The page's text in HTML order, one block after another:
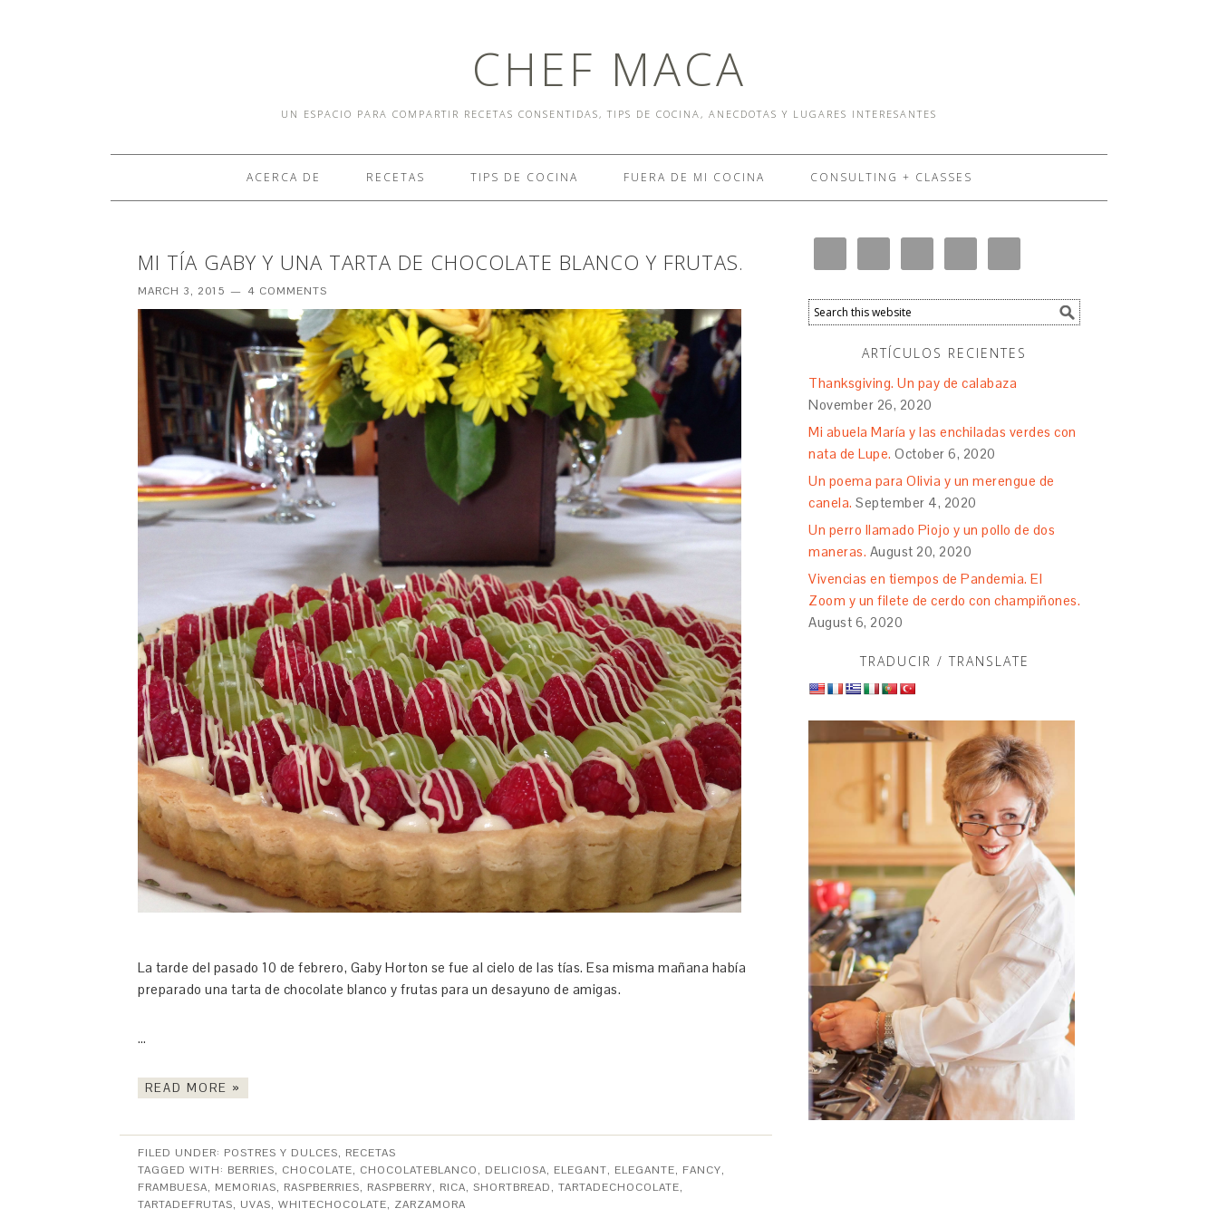
CHEF MACA
UN ESPACIO PARA COMPARTIR RECETAS CONSENTIDAS, TIPS DE COCINA, ANECDOTAS Y LUGARES INTERESANTES
ACERCA DE RECETAS TIPS DE COCINA FUERA DE MI COCINA CONSULTING + CLASSES
MI TÍA GABY Y UNA TARTA DE CHOCOLATE BLANCO Y FRUTAS.
MARCH 3, 2015 4 COMMENTS
La tarde del pasado 10 de febrero, Gaby Horton se fue al cielo de las tías. Esa misma mañana había
preparado una tarta de chocolate blanco y frutas para un desayuno de amigas.
…
READ MORE »
FILED UNDER: POSTRES Y DULCES, RECETAS
TAGGED WITH: BERRIES, CHOCOLATE, CHOCOLATEBLANCO, DELICIOSA, ELEGANT, ELEGANTE, FANCY,
FRAMBUESA, MEMORIAS, RASPBERRIES, RASPBERRY, RICA, SHORTBREAD, TARTADECHOCOLATE,
TARTADEFRUTAS, UVAS, WHITECHOCOLATE, ZARZAMORA
ARTÍCULOS RECIENTES
Thanksgiving. Un pay de calabaza
November 26, 2020
Mi abuela María y las enchiladas verdes con
nata de Lupe. October 6, 2020
Un poema para Olivia y un merengue de
canela. September 4, 2020
Un perro llamado Piojo y un pollo de dos
maneras. August 20, 2020
Vivencias en tiempos de Pandemia. El
Zoom y un filete de cerdo con champiñones.
August 6, 2020
TRADUCIR / TRANSLATE